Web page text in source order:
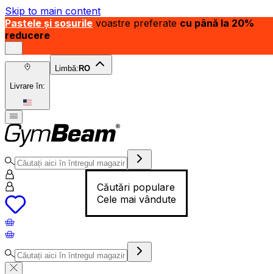
Skip to main content
Pastele și sosurile voastre preferate cu până la 20%
reducere
Livrare în:
Limbă: RO
Căutări populare
Cele mai vândute